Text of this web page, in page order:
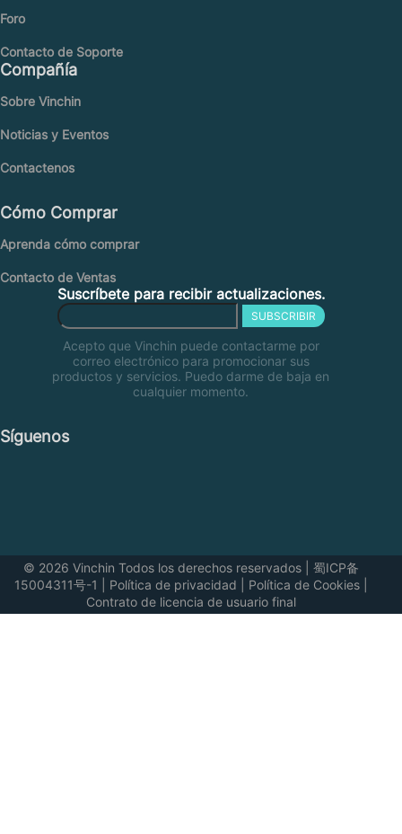
Foro
Contacto de Soporte
Compañía
Sobre Vinchin
Noticias y Eventos
Contactenos
Cómo Comprar
Aprenda cómo comprar
Contacto de Ventas
Suscríbete para recibir actualizaciones.
SUBSCRIBIR
Acepto que Vinchin puede contactarme por
correo electrónico para promocionar sus
productos y servicios. Puedo darme de baja en
cualquier momento.
Síguenos
© 2026 Vinchin Todos los derechos reservados| 蜀ICP备
15004311号-1
Política de privacidad Política de Cookies|
Contrato de licencia de usuario final